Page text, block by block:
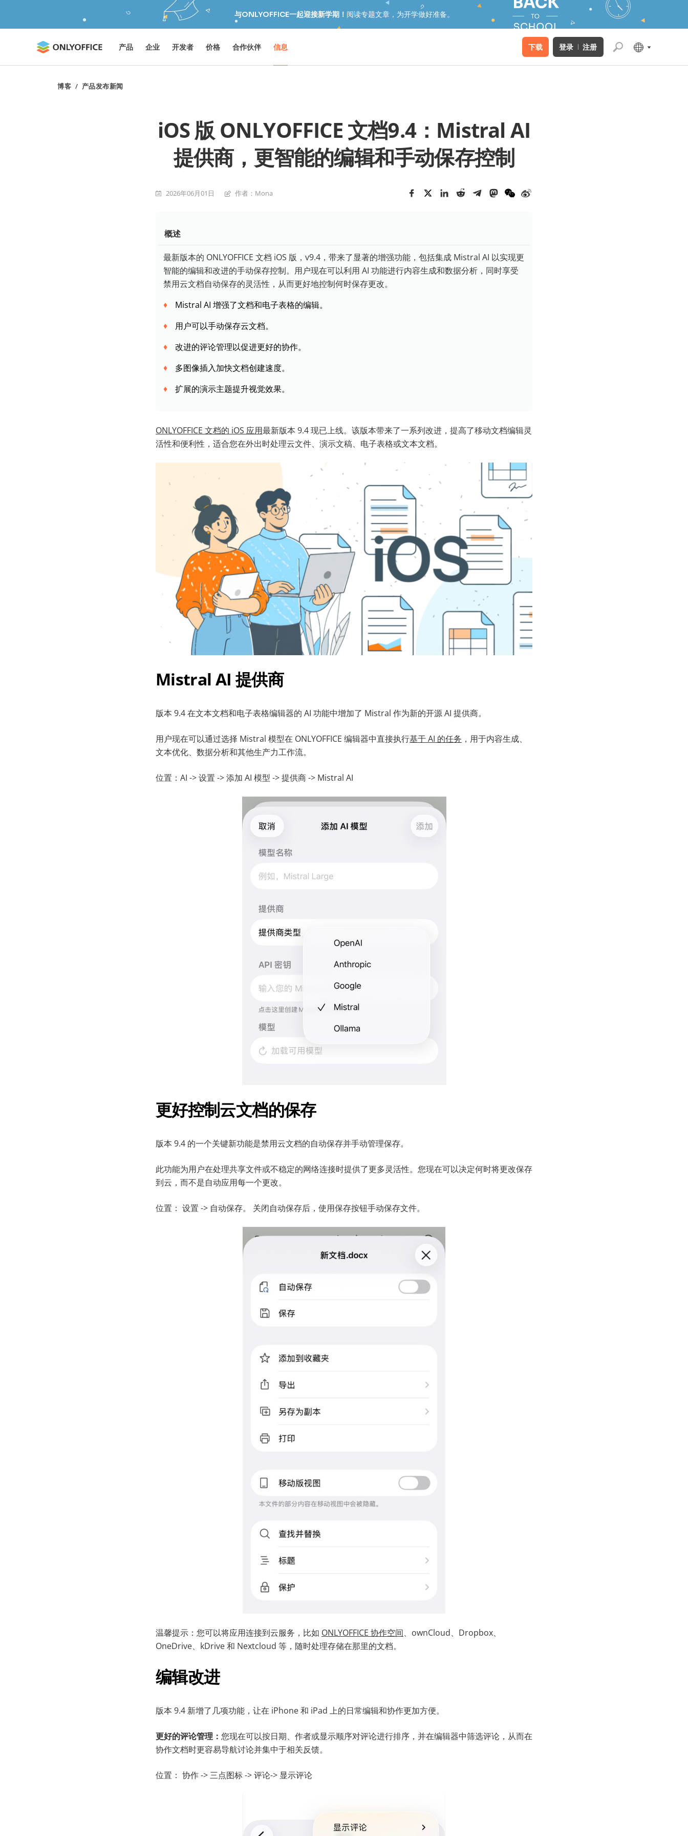
与ONLYOFFICE一起迎接新学期！ 阅读专题文章，为开学做好准备。
产品 企业 开发者 价格 合作伙伴 信息 下载 登录 注册
博客 / 产品发布新闻
iOS 版 ONLYOFFICE 文档9.4：Mistral AI
提供商，更智能的编辑和手动保存控制
2026年06月01日 作者：Mona
概述
最新版本的 ONLYOFFICE 文档 iOS 版，v9.4，带来了显著的增强功能，包括集成 Mistral AI 以实现更
智能的编辑和改进的手动保存控制。用户现在可以利用 AI 功能进行内容生成和数据分析，同时享受
禁用云文档自动保存的灵活性，从而更好地控制何时保存更改。
Mistral AI 增强了文档和电子表格的编辑。
用户可以手动保存云文档。
改进的评论管理以促进更好的协作。
多图像插入加快文档创建速度。
扩展的演示主题提升视觉效果。
ONLYOFFICE 文档的 iOS 应用最新版本 9.4 现已上线。该版本带来了一系列改进，提高了移动文档编辑灵
活性和便利性，适合您在外出时处理云文件、演示文稿、电子表格或文本文档。
Mistral AI 提供商
版本 9.4 在文本文档和电子表格编辑器的 AI 功能中增加了 Mistral 作为新的开源 AI 提供商。
用户现在可以通过选择 Mistral 模型在 ONLYOFFICE 编辑器中直接执行基于 AI 的任务 ，用于内容生成、
文本优化、数据分析和其他生产力工作流。
位置：AI -> 设置 -> 添加 AI 模型 -> 提供商 -> Mistral AI
更好控制云文档的保存
版本 9.4 的一个关键新功能是禁用云文档的自动保存并手动管理保存。
此功能为用户在处理共享文件或不稳定的网络连接时提供了更多灵活性。您现在可以决定何时将更改保存
到云，而不是自动应用每一个更改。
位置： 设置 -> 自动保存。 关闭自动保存后，使用保存按钮手动保存文件。
温馨提示：您可以将应用连接到云服务，比如 ONLYOFFICE 协作空间、ownCloud、Dropbox、
OneDrive、kDrive 和 Nextcloud 等，随时处理存储在那里的文档。
编辑改进
版本 9.4 新增了几项功能，让在 iPhone 和 iPad 上的日常编辑和协作更加方便。
更好的评论管理： 您现在可以按日期、作者或显示顺序对评论进行排序，并在编辑器中筛选评论，从而在
协作文档时更容易导航讨论并集中于相关反馈。
位置： 协作 -> 三点图标 -> 评论-> 显示评论